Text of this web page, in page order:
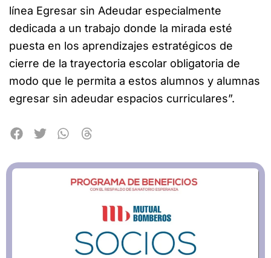
línea Egresar sin Adeudar especialmente
dedicada a un trabajo donde la mirada esté
puesta en los aprendizajes estratégicos de
cierre de la trayectoria escolar obligatoria de
modo que le permita a estos alumnos y alumnas
egresar sin adeudar espacios curriculares”.